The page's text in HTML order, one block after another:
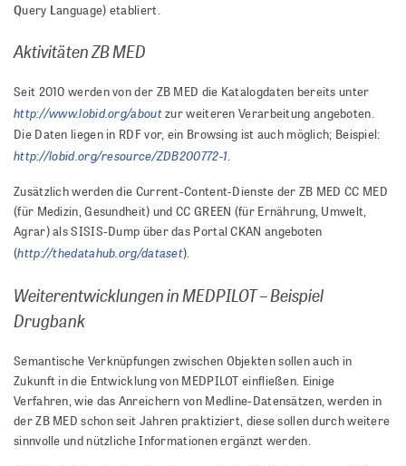
Query Language) etabliert.
Aktivitäten ZB MED
Seit 2010 werden von der ZB MED die Katalogdaten bereits unter
http://www.lobid.org/aboutzur weiteren Verarbeitung angeboten.
Die Daten liegen in RDF vor, ein Browsing ist auch möglich; Beispiel:
http://lobid.org/resource/ZDB200772-1.
Zusätzlich werden die Current-Content-Dienste der ZB MED CC MED
(für Medizin, Gesundheit) und CC GREEN (für Ernährung, Umwelt,
Agrar) als SISIS-Dump über das Portal CKAN angeboten
(http://thedatahub.org/dataset).
Weiterentwicklungen in MEDPILOT – Beispiel
Drugbank
Semantische Verknüpfungen zwischen Objekten sollen auch in
Zukunft in die Entwicklung von MEDPILOT einfließen. Einige
Verfahren, wie das Anreichern von Medline-Datensätzen, werden in
der ZB MED schon seit Jahren praktiziert, diese sollen durch weitere
sinnvolle und nützliche Informationen ergänzt werden.